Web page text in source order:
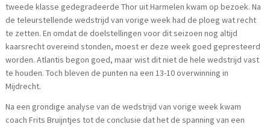
tweede klasse gedegradeerde Thor uit Harmelen kwam op bezoek. Na
de teleurstellende wedstrijd van vorige week had de ploeg wat recht
te zetten. En omdat de doelstellingen voor dit seizoen nog altijd
kaarsrecht overeind stonden, moest er deze week goed gepresteerd
worden. Atlantis begon goed, maar wist dit niet de hele wedstrijd vast
te houden. Toch bleven de punten na een 13-10 overwinning in
Mijdrecht.
Na een grondige analyse van de wedstrijd van vorige week kwam
coach Frits Bruijntjes tot de conclusie dat het de spanning van een